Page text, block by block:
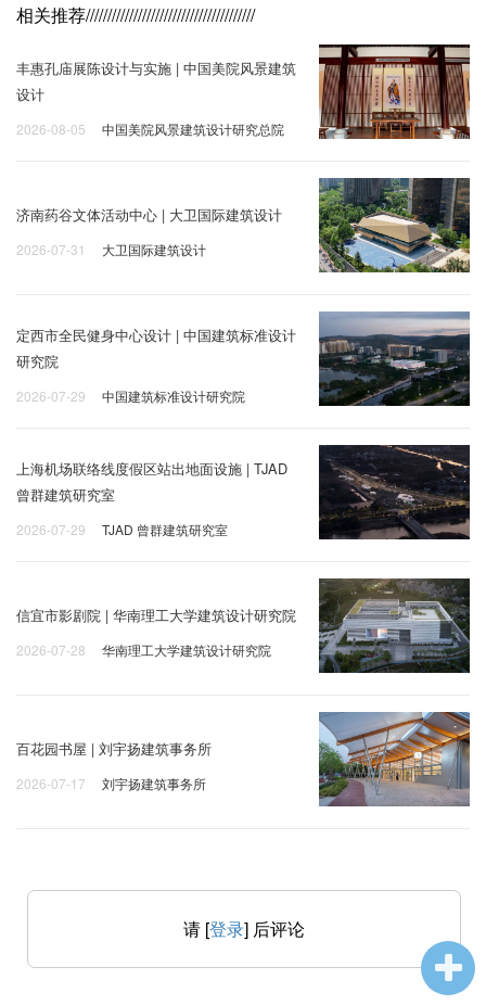
相关推荐///////////////////////////////////////
丰惠孔庙展陈设计与实施 | 中国美院风景建筑
设计
2026-08-05 中国美院风景建筑设计研究总院
济南药谷文体活动中心 | 大卫国际建筑设计
2026-07-31 大卫国际建筑设计
定西市全民健身中心设计 | 中国建筑标准设计
研究院
2026-07-29 中国建筑标准设计研究院
上海机场联络线度假区站出地面设施 | TJAD
曾群建筑研究室
2026-07-29 TJAD 曾群建筑研究室
信宜市影剧院 | 华南理工大学建筑设计研究院
2026-07-28 华南理工大学建筑设计研究院
百花园书屋 | 刘宇扬建筑事务所
2026-07-17 刘宇扬建筑事务所
请 [登录] 后评论